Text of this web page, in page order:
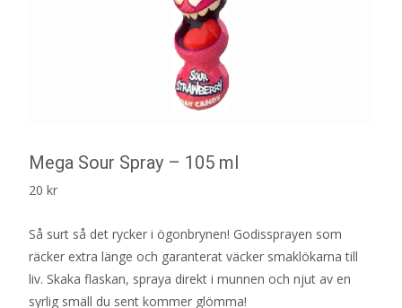
Mega Sour Spray – 105 ml
20 kr
Så surt så det rycker i ögonbrynen! Godissprayen som
räcker extra länge och garanterat väcker smaklökarna till
liv. Skaka flaskan, spraya direkt i munnen och njut av en
syrlig smäll du sent kommer glömma!